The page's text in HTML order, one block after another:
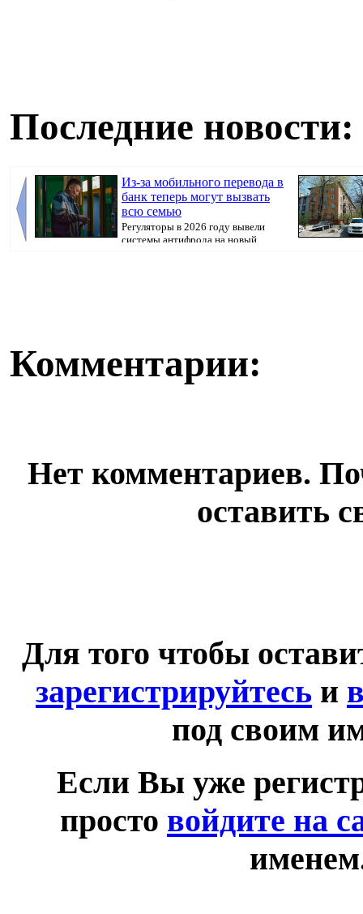
Последние новости:
Из-за мобильного перевода в
банк теперь могут вызвать
всю семью
Регуляторы в 2026 году вывели
системы антифрода на новый
Комментарии:
Нет комментариев.
оставить
Для того чтобы
зарегистрируйтесь и
под своим
Если Вы уже
просто войдите на